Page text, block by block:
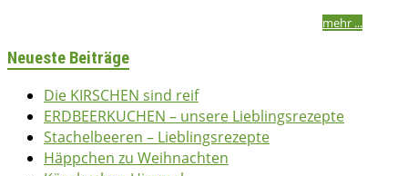
mehr ...
Neueste Beiträge
Die KIRSCHEN sind reif
ERDBEERKUCHEN – unsere Lieblingsrezepte
Stachelbeeren – Lieblingsrezepte
Häppchen zu Weihnachten